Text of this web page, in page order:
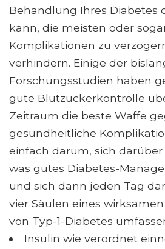
Behandlung Ihres Diabetes
kann, die meisten oder
Komplikationen zu
verhindern. Einige der
Forschungsstudien haben
gute Blutzuckerkontrolle
Zeitraum die beste Waffe
gesundheitliche
einfach darum, sich
was gutes Diabetes-
und sich dann jeden Tag
vier Säulen eines
von Typ-1-Diabetes
Insulin wie verordnet